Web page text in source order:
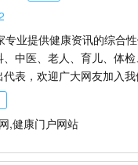
专业提供健康资讯的综合
中医、老人、育儿、体
表，欢迎广大网友加入
,健康门户网站